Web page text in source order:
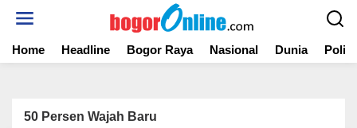
t
Home Headline Bogor Raya Nasional Dunia
50 Persen Wajah Baru